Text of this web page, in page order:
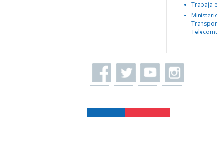
Trabaja